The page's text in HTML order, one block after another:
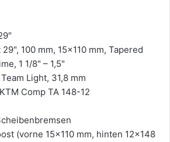
100 mm, 15x110 mm, Tapered
1 1/8" – 1,5"
Light, 31,8 mm
Comp TA 148-12
(vorne 15x110 mm, hinten 12x148